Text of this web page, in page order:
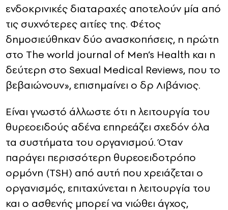
ενδοκρινικές διαταραχές αποτελούν μία από
τις συχνότερες αιτίες της. Φέτος
δημοσιεύθηκαν δύο ανασκοπήσεις, η πρώτη
στο The world journal of Men’s Health και η
δεύτερη στο Sexual Medical Reviews, που το
βεβαιώνουν», επισημαίνει ο δρ Λιβάνιος.
Είναι γνωστό άλλωστε ότι η λειτουργία του
θυρεοειδούς αδένα επηρεάζει σχεδόν όλα
τα συστήματα του οργανισμού. Όταν
παράγει περισσότερη θυρεοειδοτρόπο
ορμόνη (TSH) από αυτή που χρειάζεται ο
οργανισμός, επιταχύνεται η λειτουργία του
και ο ασθενής μπορεί να νιώθει άγχος,